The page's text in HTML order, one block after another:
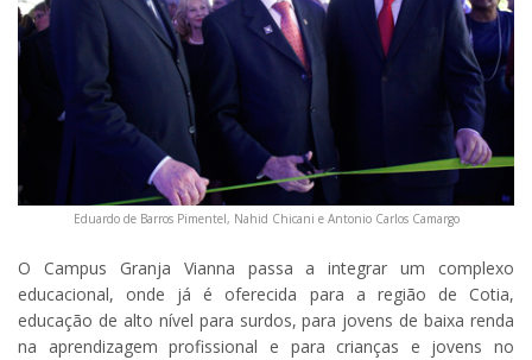
Eduardo de Barros Pimentel, Nahid Chicani e Antonio Carlos Camargo
O Campus Granja Vianna passa a integrar um complexo
educacional, onde já é oferecida para a região de Cotia,
educação de alto nível para surdos, para jovens de baixa renda
na aprendizagem profissional e para crianças e jovens no